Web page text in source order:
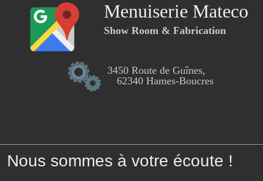
Menuiserie Mateco
Show Room & Fabrication
3450 Route de Guînes,
62340 Hames-Boucres
Nous sommes à votre écoute !